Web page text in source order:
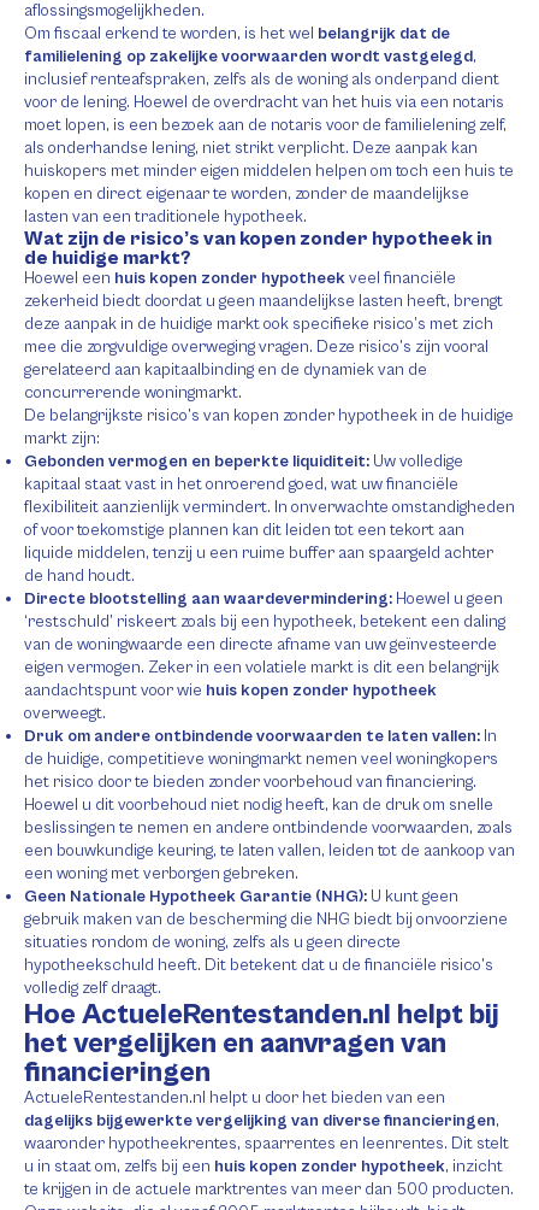
aflossingsmogelijkheden.
Om fiscaal erkend te worden, is het wel belangrijk dat de
familielening op zakelijke voorwaarden wordt vastgelegd,
inclusief renteafspraken, zelfs als de woning als onderpand dient
voor de lening. Hoewel de overdracht van het huis via een notaris
moet lopen, is een bezoek aan de notaris voor de familielening zelf,
als onderhandse lening, niet strikt verplicht. Deze aanpak kan
huiskopers met minder eigen middelen helpen om toch een huis te
kopen en direct eigenaar te worden, zonder de maandelijkse
lasten van een traditionele hypotheek.
Wat zijn de risico’s van kopen zonder hypotheek in
de huidige markt?
Hoewel een huis kopen zonder hypotheekveel financiële
zekerheid biedt doordat u geen maandelijkse lasten heeft, brengt
deze aanpak in de huidige markt ook specifieke risico’s met zich
mee die zorgvuldige overweging vragen. Deze risico’s zijn vooral
gerelateerd aan kapitaalbinding en de dynamiek van de
concurrerende woningmarkt.
De belangrijkste risico’s van kopen zonder hypotheek in de huidige
markt zijn:
Gebonden vermogen en beperkte liquiditeit: Uw volledige
kapitaal staat vast in het onroerend goed, wat uw financiële
flexibiliteit aanzienlijk vermindert. In onverwachte omstandigheden
of voor toekomstige plannen kan dit leiden tot een tekort aan
liquide middelen, tenzij u een ruime buffer aan spaargeld achter
de hand houdt.
Directe blootstelling aan waardevermindering: Hoewel u geen
‘restschuld’ riskeert zoals bij een hypotheek, betekent een daling
van de woningwaarde een directe afname van uw geïnvesteerde
eigen vermogen. Zeker in een volatiele markt is dit een belangrijk
aandachtspunt voor wie huis kopen zonder hypotheek
overweegt.
Druk om andere ontbindende voorwaarden te laten vallen: In
de huidige, competitieve woningmarkt nemen veel woningkopers
het risico door te bieden zonder voorbehoud van financiering.
Hoewel u dit voorbehoud niet nodig heeft, kan de druk om snelle
beslissingen te nemen en andere ontbindende voorwaarden, zoals
een bouwkundige keuring, te laten vallen, leiden tot de aankoop van
een woning met verborgen gebreken.
Geen Nationale Hypotheek Garantie (NHG): U kunt geen
gebruik maken van de bescherming die NHG biedt bij onvoorziene
situaties rondom de woning, zelfs als u geen directe
hypotheekschuld heeft. Dit betekent dat u de financiële risico’s
volledig zelf draagt.
Hoe ActueleRentestanden.nl helpt bij
het vergelijken en aanvragen van
financieringen
ActueleRentestanden.nl helpt u door het bieden van een
dagelijks bijgewerkte vergelijking van diverse financieringen,
waaronder hypotheekrentes, spaarrentes en leenrentes. Dit stelt
u in staat om, zelfs bij een huis kopen zonder hypotheek, inzicht
te krijgen in de actuele marktrentes van meer dan 500 producten.